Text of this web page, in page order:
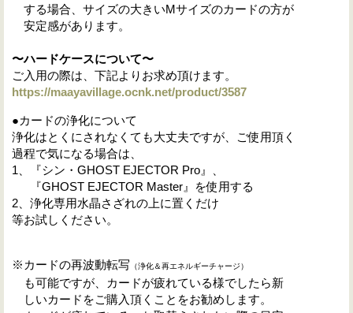
する場合、サイズの大きいMサイズのカードの方が
安定感があります。
〜ハードケースについて〜
ご入用の際は、下記よりお求め頂けます。
https://maayavillage.ocnk.net/product/3587
●カードの浄化について
浄化はとくにされなくても大丈夫ですが、ご使用頂く
過程で気になる場合は、
1、『シン・GHOST EJECTOR Pro』、
『GHOST EJECTOR Master』を使用する
2、浄化専用水晶さざれの上に置くだけ
等お試しください。
※カードの再波動転写 （浄化＆再エネルギーチャージ）
も可能ですが、カードが疲れている様でしたら新
しいカードをご購入頂くことをお勧めします。